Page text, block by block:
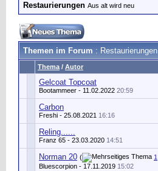
Restaurierungen Aus alt wird neu
Themen im Forum : Restaurierungen
Thema / Autor
Gelcoat Topcoat
Bootammeer - 11.02.2022 20:59
Carbon
Freshi - 25.08.2021 16:16
Reling......
Franz 65 - 23.03.2020 14:51
Norman 20 ( 1
Bluescorpion - 17.11.2019 15:02